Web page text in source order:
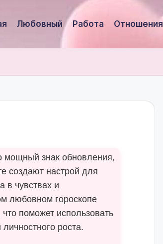
Любовный Работа Отношения
мощный знак обновления,
создают настрой для
в чувствах и
любовном гороскопе
поможет использовать
роста.